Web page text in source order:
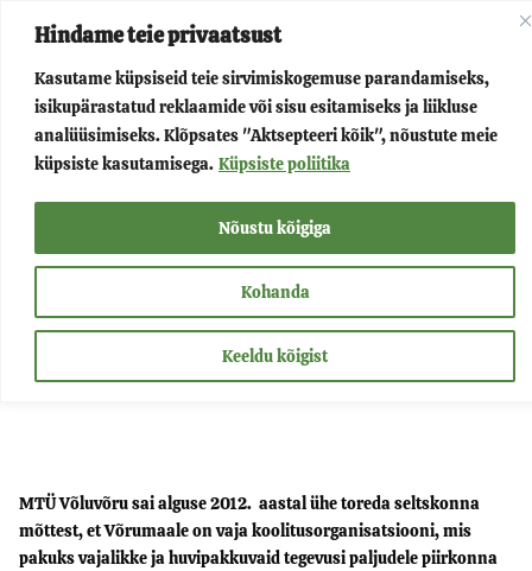
Hindame teie privaatsust
Kasutame küpsiseid teie sirvimiskogemuse parandamiseks,
isikupärastatud reklaamide või sisu esitamiseks ja liikluse
analüüsimiseks. Klõpsates "Aktsepteeri kõik", nõustute meie
küpsiste kasutamisega. Küpsiste poliitika
Kohanda
Keeldu kõigist
Nõustu kõigiga
Menu
Võluvõru Menu
Projektid
Toggle
Teenused Menu
Toggle
MTÜ Võluvõru sai alguse 2012. aastal ühe toreda seltskonna
mõttest, et Võrumaale on vaja koolitusorganisatsiooni, mis
pakuks vajalikke ja huvipakkuvaid tegevusi paljudele piirkonna